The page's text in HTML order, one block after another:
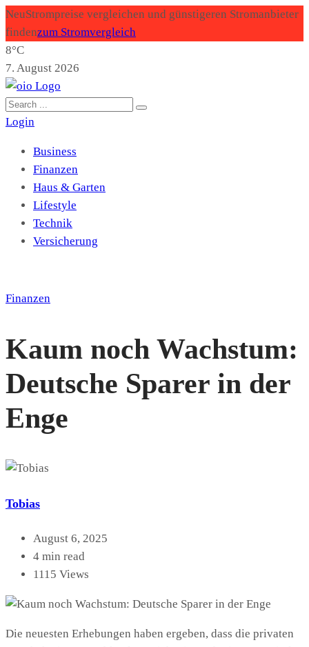
NeuStrompreise vergleichen und günstigeren Stromanbieter
findenzum Stromvergleich
8°C
7. August 2026
Login
Business
Finanzen
Haus & Garten
Lifestyle
Technik
Versicherung
Finanzen
Kaum noch Wachstum:
Deutsche Sparer in der
Enge
Tobias
August 6, 2025
4 min read
1115 Views
Die neuesten Erhebungen haben ergeben, dass die privaten